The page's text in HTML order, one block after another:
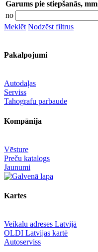
Garums pie stiepšanās, mm
no
Meklēt Nodzēst filtrus
Pakalpojumi
Autodaļas
Serviss
Tahografu parbaude
Kompānija
Vēsture
Preču katalogs
Jaunumi
Kartes
Veikalu adreses Latvijā
OLDI Latvijas kartē
Autoserviss